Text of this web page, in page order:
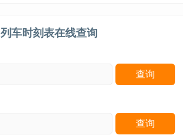
列车时刻表在线查询